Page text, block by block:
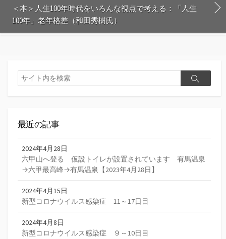
＜本＞人生100年時代をいろんな視点で考える：「人生
100年」老年格差（和田秀樹氏）
検
索
検
最近の記事
2024年4月28日
六甲山へ登る 仮設トイレが設置されています 有馬温泉
→六甲最高峰→有馬温泉【2023年4月28日】
2024年4月15日
新型コロナウイルス感染症 11～17日目
2024年4月8日
新型コロナウイルス感染症 ９～10日目